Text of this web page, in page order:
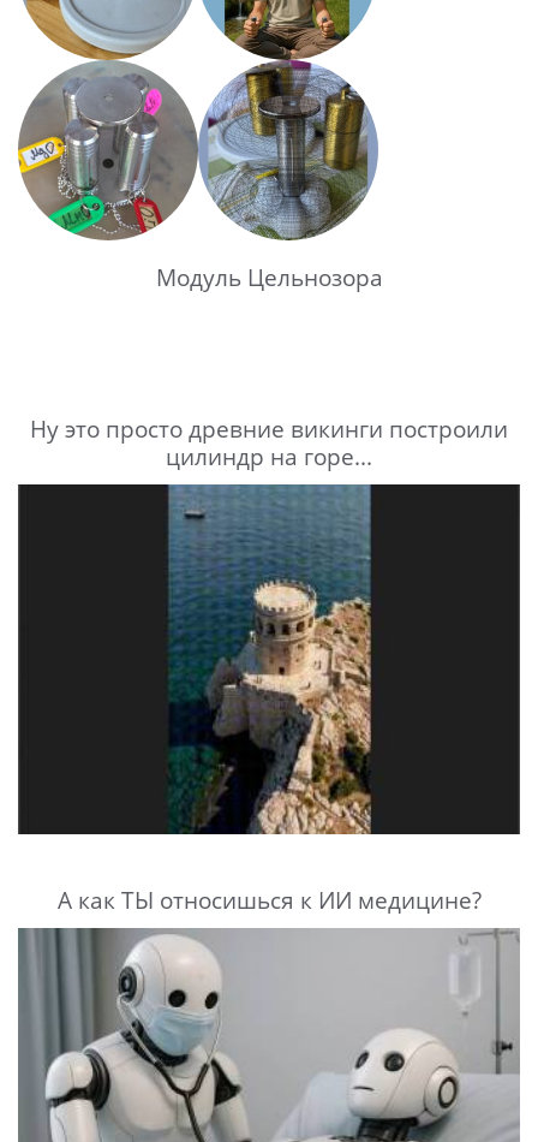
Модуль Цельнозора
Ну это просто древние викинги построили
цилиндр на горе...
А как ТЫ относишься к ИИ медицине?